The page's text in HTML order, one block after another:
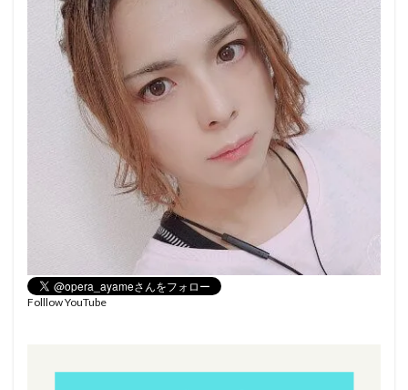
Folllow YouTube